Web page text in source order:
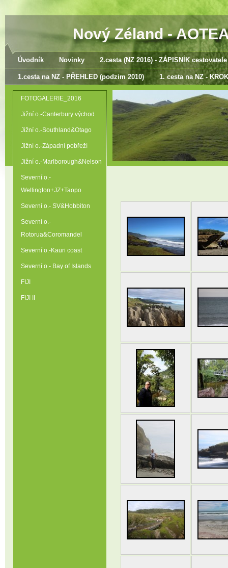
Nový Zéland -
Úvodník Novinky 2.cesta (NZ 2016) - ZÁPISNÍK cestovatele
1.cesta na NZ - PŘEHLED (podzim 2010) 1. cesta na NZ -
FOTOGALERIE_2016
Jižní o.-Canterbury východ
Jižní o.-Southland&Otago
Jižní o.-Západní pobřeží
Jižní o.-Marlborough&Nelson
Severní o.-
Wellington+JZ+Taopo
Severní o.- SV&Hobbiton
Severní o.-
Rotorua&Coromandel
Severní o.-Kauri coast
Severní o.- Bay of Islands
FIJI
FIJI II